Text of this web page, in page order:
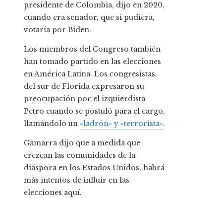
presidente de Colombia, dijo en 2020,
cuando era senador, que si pudiera,
votaría por Biden.
Los miembros del Congreso también
han tomado partido en las elecciones
en América Latina. Los congresistas
del sur de Florida expresaron su
preocupación por el izquierdista
Petro cuando se postuló para el cargo,
llamándolo un «ladrón» y «terrorista».
Gamarra dijo que a medida que
crezcan las comunidades de la
diáspora en los Estados Unidos, habrá
más intentos de influir en las
elecciones aquí.